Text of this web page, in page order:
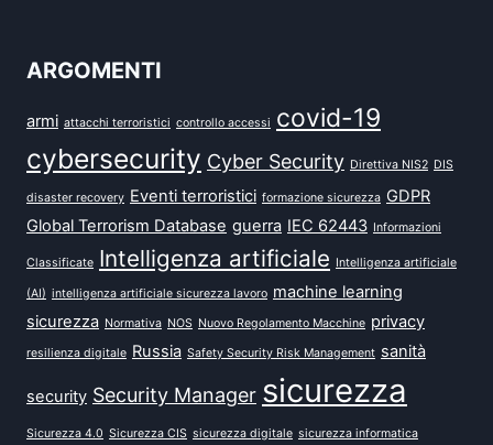
ARGOMENTI
armi attacchi terroristici controllo accessi covid-19
cybersecurity Cyber Security Direttiva NIS2 DIS
disaster recovery Eventi terroristici formazione sicurezza GDPR
Global Terrorism Database guerra IEC 62443 Informazioni
Classificate Intelligenza artificiale Intelligenza artificiale
(AI) intelligenza artificiale sicurezza lavoro machine learning
sicurezza Normativa NOS Nuovo Regolamento Macchine privacy
resilienza digitale Russia Safety Security Risk Management sanità
security Security Manager sicurezza
Sicurezza 4.0 Sicurezza CIS sicurezza digitale sicurezza informatica